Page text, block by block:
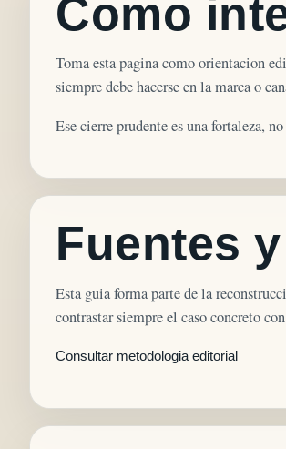
Como
Toma esta pagina como orientacion
siempre debe hacerse en la marca o
Ese cierre prudente es una fortaleza,
Fuentes
Esta guia forma parte de la
contrastar siempre el caso concreto
Consultar metodologia editorial